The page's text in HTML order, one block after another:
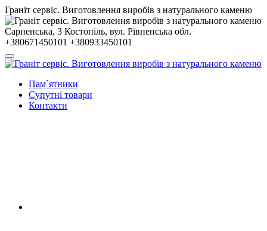
Гранiт сервiс. Виготовлення виробів з натурального каменю
Сарненська, 3 Костопiль, вул. Рiвненська обл.
+380671450101 +380933450101
Пам`ятники
Супутні товари
Контакти